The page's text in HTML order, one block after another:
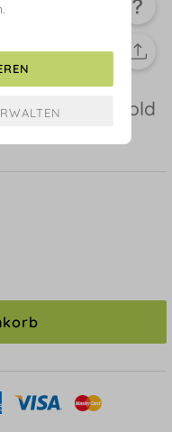
Karat Gelbgold